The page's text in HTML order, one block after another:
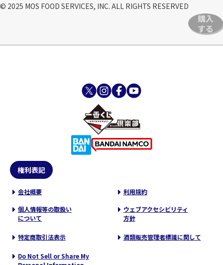
© 2025 MOS FOOD SERVICES, INC. ALL RIGHTS RESERVED
購入
する
権利表記
会社概要 利用規約
個人情報等の取扱い
について
ウェブアクセシビリティ
方針
特定商取引法表示 酒類販売管理者標識に関して
Do Not Sell or Share My